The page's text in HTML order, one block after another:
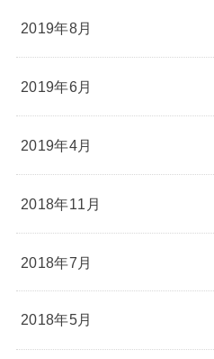
2019年8月
2019年6月
2019年4月
2018年11月
2018年7月
2018年5月